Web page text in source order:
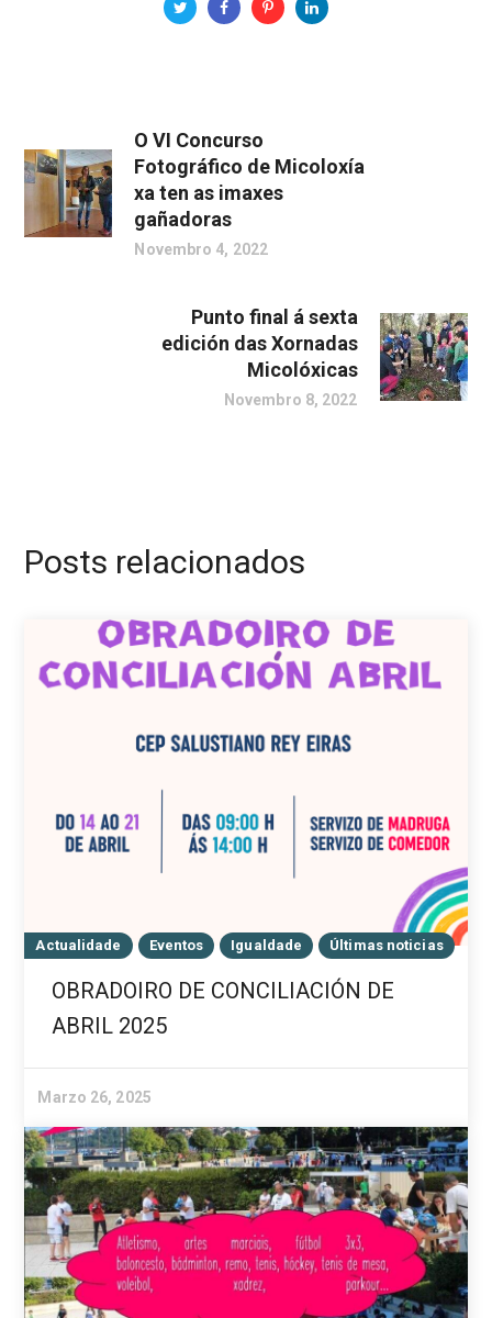
O VI Concurso
Fotográfico de Micoloxía
xa ten as imaxes
gañadoras
Novembro 4, 2022
Punto final á sexta
edición das Xornadas
Micolóxicas
Novembro 8, 2022
Posts relacionados
Actualidade Eventos Igualdade Últimas noticias
OBRADOIRO DE CONCILIACIÓN DE
ABRIL 2025
Marzo 26, 2025